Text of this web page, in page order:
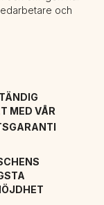
och
MED VÅR